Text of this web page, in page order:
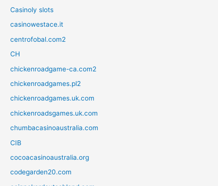
Casinoly slots
casinowestace.it
centrofobal.com2
CH
chickenroadgame-ca.com2
chickenroadgames.pl2
chickenroadgames.uk.com
chickenroadsgames.uk.com
chumbacasinoaustralia.com
CIB
cocoacasinoaustralia.org
codegarden20.com